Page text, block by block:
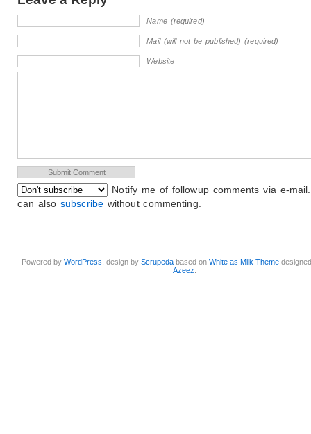
Name (required)
Mail (will not be published) (required)
Website
Notify me of followup comments via e-
can also subscribe without commenting.
Powered byWordPress , design byScrupeda based onWhite as Milk Theme
Azeez